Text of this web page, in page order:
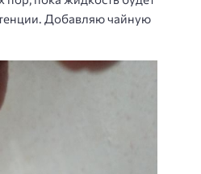
Добавляю чайную